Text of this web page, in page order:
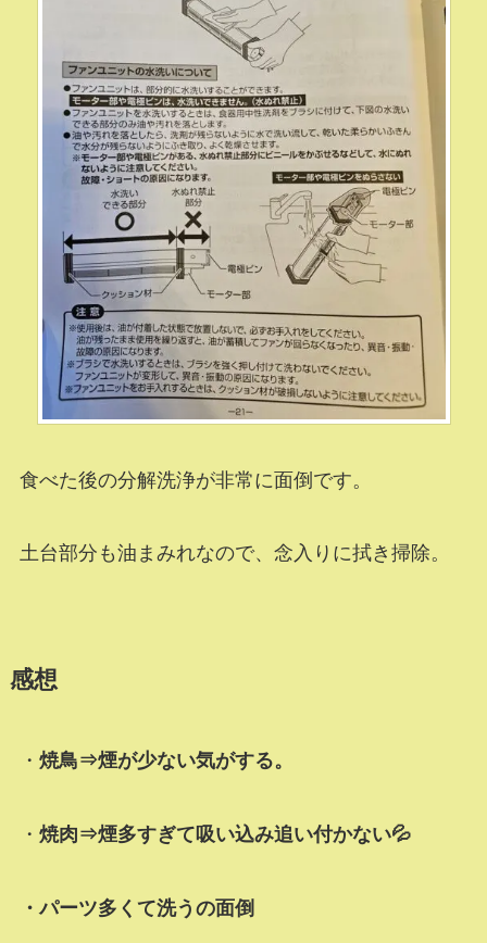
食べた後の分解洗浄が非常に面倒です。
土台部分も油まみれなので、念入りに拭き掃除。
感想
・ 焼鳥⇒煙が少ない気がする。
・ 焼肉⇒煙多すぎて吸い込み追い付かない💦
・パーツ多くて洗うの面倒